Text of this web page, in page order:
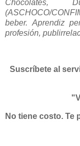
(ASCHOCO/
beber. Aprendiz
profesión,
Suscríbete al
No tiene costo. Te